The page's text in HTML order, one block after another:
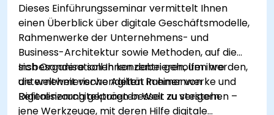
Dieses Einführungsseminar vermittelt Ihnen
einen Überblick über digitale Geschäftsmodelle,
Rahmenwerke der Unternehmens- und
Business-Architektur sowie Methoden, auf die
sich Organisationen konzentrieren, um ihre
unternehmerische Agilität in einer von
Digitalisierung geprägten Welt zu steigern.
Insbesondere soll Ihnen dabei geholfen werden,
die weltweit verwendeten Rahmenwerke und
Referenzarchitekturen besser zu verstehen –
jene Werkzeuge, mit deren Hilfe digitale